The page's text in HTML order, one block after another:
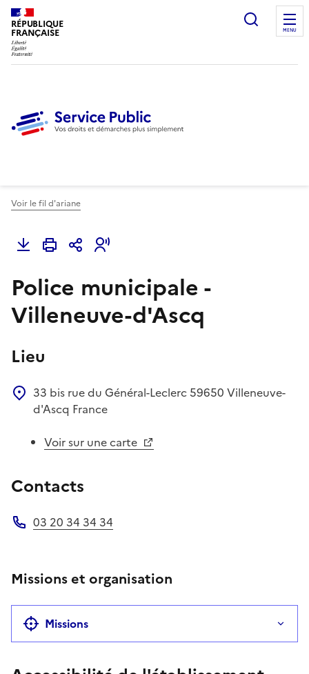
RÉPUBLIQUE
FRANÇAISE
Ouvrir
MENU
Voir le fil d'ariane
Police municipale -
Villeneuve-d'Ascq
Lieu
33 bis rue du Général-Leclerc 59650 Villeneuve-
d'Ascq France
Voir sur une carte
Contacts
03 20 34 34 34
Missions et organisation
Missions